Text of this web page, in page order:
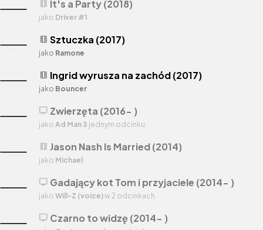
theaters Jason Nash Is Married (2014)
jako Michael
theaters Sztuczka (2017)
jako Ramone
theaters Ingrid wyrusza na zachód (2017)
jako Bouncer
theaters It's a Party (2018)
jako Driver #1
tv Gadający kot Tom i przyjaciele (2014- )
jako Will-Z (voice)w 2 odcinkach
tv Zwierzęta (2016- )
jako Ad Man 3 jednym odcinku
tv Czarno to widzę (2014- )